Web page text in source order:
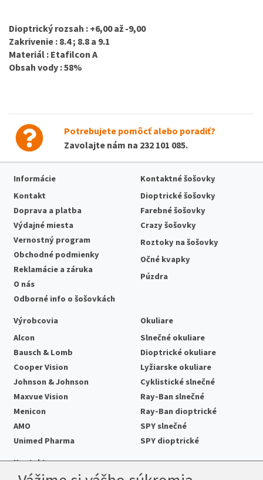
Dioptrický rozsah : +6,00 až -9,00
Zakrivenie : 8.4 ; 8.8 a 9.1
Materiál : Etafilcon A
Obsah vody :58%
Potrebujete pomôcť alebo poradiť?
Zavolajte nám na 232 101 085.
Informácie
Kontakt
Doprava a platba
Výdajné miesta
Vernostný program
Obchodné podmienky
Reklamácie a záruka
O nás
Odborné info o šošovkách
Kontaktné šošovky
Dioptrické šošovky
Farebné šošovky
Crazy šošovky
Roztoky na šošovky
Očné kvapky
Púzdra
Výrobcovia
Alcon
Bausch & Lomb
Cooper Vision
Johnson & Johnson
Maxvue Vision
Menicon
AMO
Unimed Pharma
Okuliare
Slnečné okuliare
Dioptrické okuliare
Lyžiarske okuliare
Cyklistické slnečné
Ray-Ban slnečné
Ray-Ban dioptrické
SPY slnečné
SPY dioptrické
Kontakt